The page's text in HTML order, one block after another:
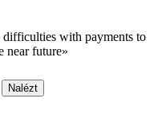
with payments to
near future»
Nalézt